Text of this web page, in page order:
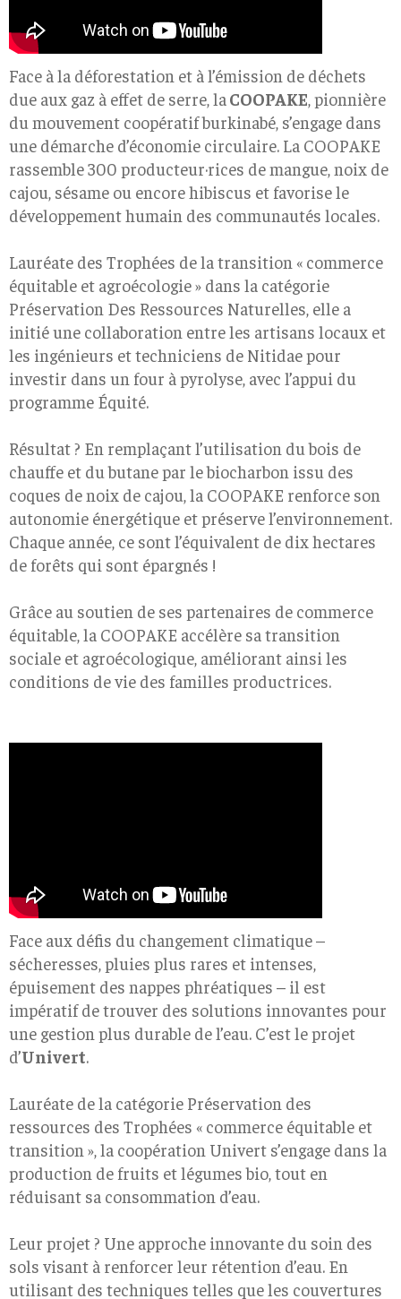
Face à la déforestation et à l’émission de déchets
due aux gaz à effet de serre, laCOOPAKE, pionnière
du mouvement coopératif burkinabé, s’engage dans
une démarche d’économie circulaire. La COOPAKE
rassemble 300 producteur·rices de mangue, noix de
cajou, sésame ou encore hibiscus et favorise le
développement humain des communautés locales.
Lauréate des Trophées de la transition « commerce
équitable et agroécologie » dans la catégorie
Préservation Des Ressources Naturelles, elle a
initié une collaboration entre les artisans locaux et
les ingénieurs et techniciens de Nitidae pour
investir dans un four à pyrolyse, avec l’appui du
programme Équité.
Résultat ? En remplaçant l’utilisation du bois de
chauffe et du butane par le biocharbon issu des
coques de noix de cajou, la COOPAKE renforce son
autonomie énergétique et préserve l’environnement.
Chaque année, ce sont l’équivalent de dix hectares
de forêts qui sont épargnés !
Grâce au soutien de ses partenaires de commerce
équitable, la COOPAKE accélère sa transition
sociale et agroécologique, améliorant ainsi les
conditions de vie des familles productrices.
Face aux défis du changement climatique –
sécheresses, pluies plus rares et intenses,
épuisement des nappes phréatiques – il est
impératif de trouver des solutions innovantes pour
une gestion plus durable de l’eau. C’est le projet
d’Univert.
Lauréate de la catégorie Préservation des
ressources des Trophées « commerce équitable et
transition », la coopération Univert s’engage dans la
production de fruits et légumes bio, tout en
réduisant sa consommation d’eau.
Leur projet ? Une approche innovante du soin des
sols visant à renforcer leur rétention d’eau. En
utilisant des techniques telles que les couvertures